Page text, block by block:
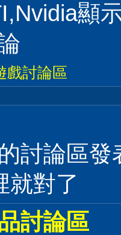
顯
戲討論區
討論區發
就對了
討論區